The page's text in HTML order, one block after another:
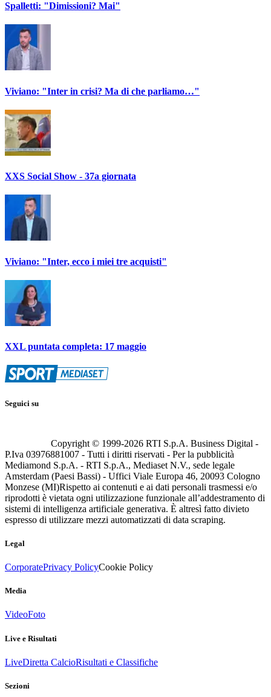
Spalletti: "Dimissioni? Mai"
Viviano: "Inter in crisi? Ma di che parliamo…"
XXS Social Show - 37a giornata
Viviano: "Inter, ecco i miei tre acquisti"
XXL puntata completa: 17 maggio
Seguici su
Copyright © 1999-2026 RTI S.p.A. Business Digital -
P.Iva 03976881007 - Tutti i diritti riservati - Per la pubblicità
Mediamond S.p.A. - RTI S.p.A., Mediaset N.V., sede legale
Amsterdam (Paesi Bassi) - Uffici Viale Europa 46, 20093 Cologno
Monzese (MI)Rispetto ai contenuti e ai dati personali trasmessi e/o
riprodotti è vietata ogni utilizzazione funzionale all’addestramento di
sistemi di intelligenza artificiale generativa. È altresì fatto divieto
espresso di utilizzare mezzi automatizzati di data scraping.
Legal
CorporatePrivacy PolicyCookie Policy
Media
VideoFoto
Live e Risultati
LiveDiretta CalcioRisultati e Classifiche
Sezioni